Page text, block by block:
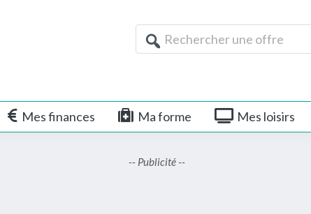
Rechercher
une
Mes finances Ma forme Mes loisirs
-- Publicité --